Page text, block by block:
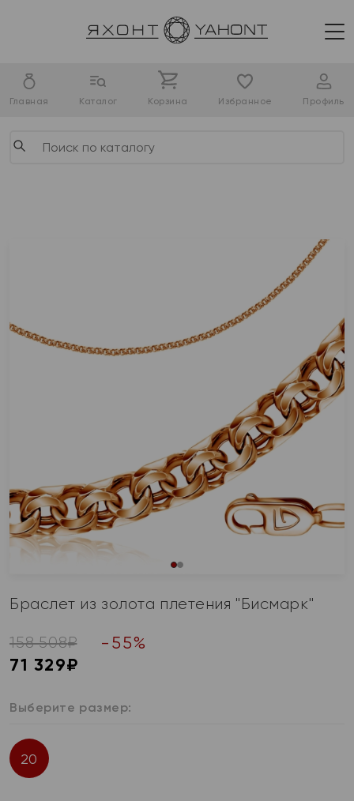
Главная Каталог Корзина Избранное Профиль
Браслет из золота плетения "Бисмарк"
158 508₽ - 55%
71 329₽
Выберите размер:
20